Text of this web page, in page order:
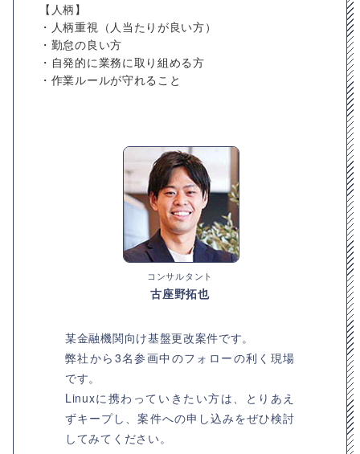
【人柄】
・人柄重視（人当たりが良い方）
・勤怠の良い方
・自発的に業務に取り組める方
・作業ルールが守れること
コンサルタント
古座野拓也
某金融機関向け基盤更改案件です。
弊社から3名参画中のフォローの利く現場
です。
Linuxに携わっていきたい方は、とりあえ
ずキープし、案件への申し込みをぜひ検討
してみてください。